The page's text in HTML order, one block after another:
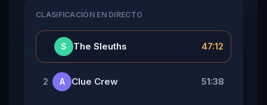
CLASIFICACIÓN EN DIRECTO
S The Sleuths 47:12
2 A Clue Crew 51:38